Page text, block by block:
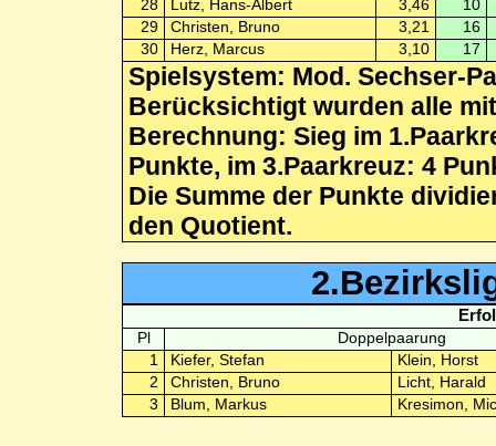
28
Lutz, Hans-Albert 3,46
10
29
Christen, Bruno 3,21
16
30
Herz, Marcus 3,10 17
Spielsystem: Mod. Sechser-
Berücksichtigt wurden alle
Berechnung: Sieg im
Punkte, im 3.Paarkreuz: 4
Die Summe der Punkte
den Quotient.
Pl
Doppelpaarung
1
Kiefer, Stefan
Klein, Horst
2
Christen, Bruno
Licht, Harald
3
Blum, Markus Kresimon,